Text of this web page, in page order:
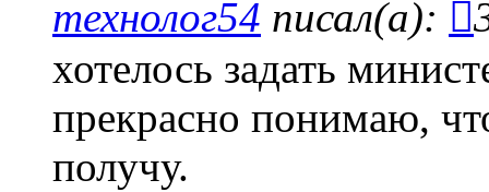
технолог54 писал(а):
хотелось задать
прекрасно понимаю,
получу.